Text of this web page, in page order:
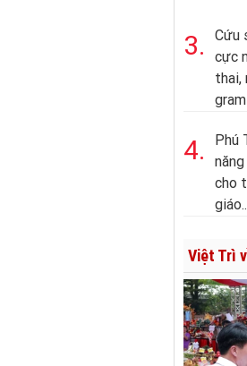
3.
Cứu
cực
thai,
gram
4.
Phú
cho
Việt Trì